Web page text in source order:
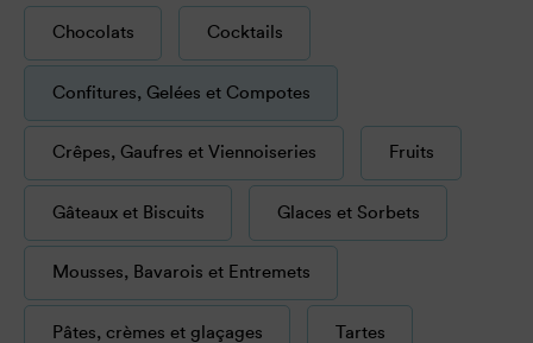
Chocolats Cocktails
Confitures, Gelées et Compotes
Crêpes, Gaufres et Viennoiseries Fruits
Gâteaux et Biscuits Glaces et Sorbets
Mousses, Bavarois et Entremets
Pâtes, crèmes et glaçages Tartes